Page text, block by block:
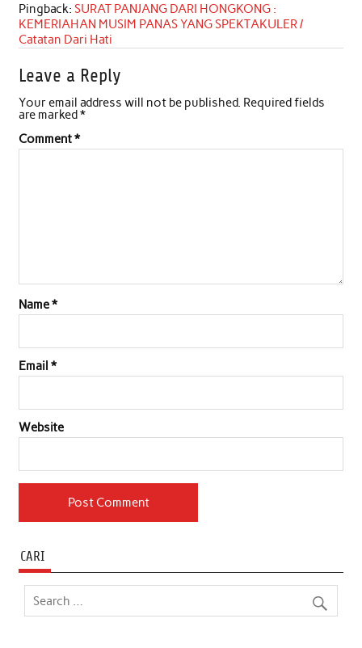
Pingback: SURAT PANJANG DARI HONGKONG :
KEMERIAHAN MUSIM PANAS YANG SPEKTAKULER /
Catatan Dari Hati
Leave a Reply
Your email address will not be published. Required fields
are marked*
Comment*
Name*
Email *
Website
CARI